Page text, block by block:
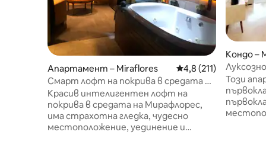
Апартамент – Miraflores Средна оценка: 4,8
4,8 (211)
Смарт лофт на покрива в средата на
огледало
Красив интелигентен лофт на
покрива в средата на Мирафлорес,
има страхотна гледка, чудесно
местоположение, уединение и
Кондо –
ще ви
Този